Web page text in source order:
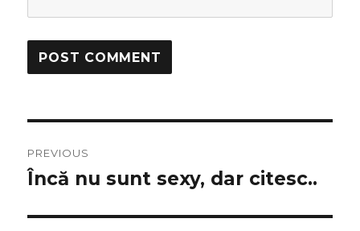
navigation
PREVIOUS
Previous
Încă nu sunt sexy, dar citesc..